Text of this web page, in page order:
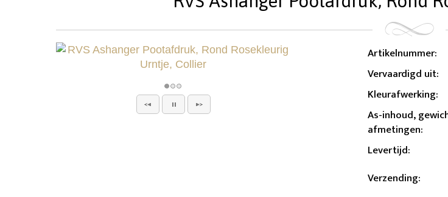
Artikelnummer:
Vervaardigd uit:
Kleurafwerking:
As-inhoud,
afmetingen:
Levertijd:
Verzending: